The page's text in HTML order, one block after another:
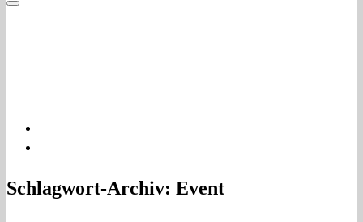
Schlagwort-Archiv: Event